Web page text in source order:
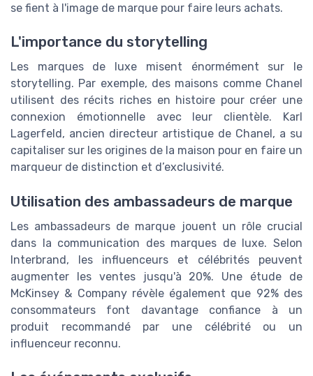
se fient à l'image de marque pour faire leurs achats.
L'importance du storytelling
Les marques de luxe misent énormément sur le
storytelling. Par exemple, des maisons comme Chanel
utilisent des récits riches en histoire pour créer une
connexion émotionnelle avec leur clientèle. Karl
Lagerfeld, ancien directeur artistique de Chanel, a su
capitaliser sur les origines de la maison pour en faire un
marqueur de distinction et d’exclusivité.
Utilisation des ambassadeurs de marque
Les ambassadeurs de marque jouent un rôle crucial
dans la communication des marques de luxe. Selon
Interbrand, les influenceurs et célébrités peuvent
augmenter les ventes jusqu'à 20%. Une étude de
McKinsey & Company révèle également que 92% des
consommateurs font davantage confiance à un
produit recommandé par une célébrité ou un
influenceur reconnu.